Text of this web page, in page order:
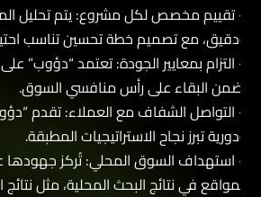
تقييم مخصص لكل مشروع: يتم تحليل
مع تصميم خطة تحسين تناسب
التزام بمعايير الجودة: تعتمد “دؤوب” على
البقاء على رأس منافسي السوق.
التواصل الشفاف مع العملاء: تقدم
تبرز نجاح الاستراتيجيات المطبقة.
استهداف السوق المحلي: تُركز جهودها
في نتائج البحث المحلية، مثل نتائج